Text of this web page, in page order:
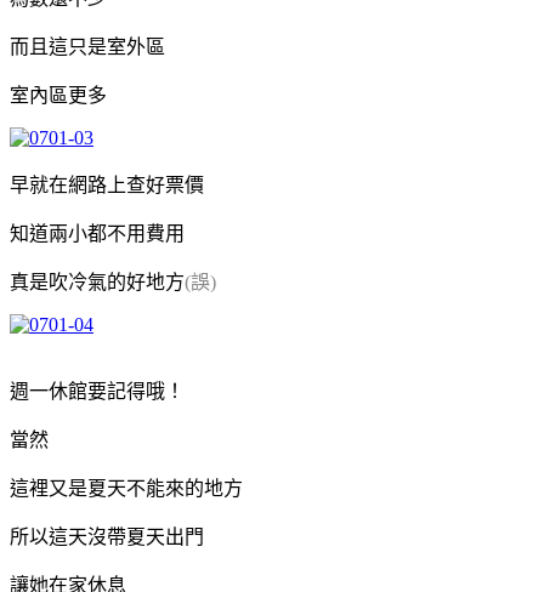
而且這只是室外區
室內區更多
早就在網路上查好票價
知道兩小都不用費用
真是吹冷氣的好地方(誤)
週一休館要記得哦！
當然
這裡又是夏天不能來的地方
所以這天沒帶夏天出門
讓她在家休息